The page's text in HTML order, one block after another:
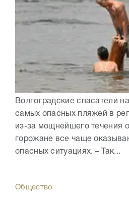
Волгоградские спасатели
самых опасных пляжей в
из-за мощнейшего течения
горожане все чаще
опасных ситуациях. – Так...
Общество